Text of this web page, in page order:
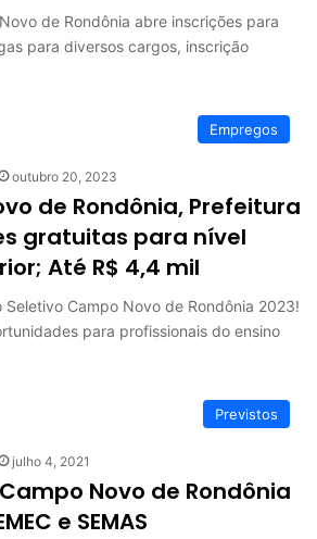
de Rondônia abre inscrições para
para diversos cargos, inscrição
Empregos
outubro 20, 2023
de Rondônia, Prefeitura
gratuitas para nível
Até R$ 4,4 mil
Seletivo Campo Novo de Rondônia 2023!
para profissionais do ensino
Previstos
julho 4, 2021
Novo de Rondônia
e SEMAS